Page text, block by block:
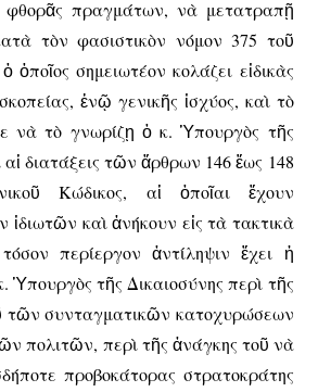
φθορᾶς πραγμάτων, νὰ μετατραπῇ
τὸν φασιστικὸν νόμον 375 τοῦ
σημειωτέον κολάζει εἰδικὰς
ἐνῷ γενικῆς ἰσχύος, καὶ τὸ
νὰ τὸ γνωρίζῃ ὁ κ. Ὑπουργὸς τῆς
αἱ διατάξεις τῶν ἄρθρων 146 ἕως 148
Κώδικος, αἱ ὁποῖαι ἔχουν
καὶ ἀνήκουν εἰς τὰ τακτικὰ
περίεργον ἀντίληψιν ἔχει ἡ
Ὑπουργὸς τῆς Δικαιοσύνης περὶ τῆς
τῶν συνταγματικῶν κατοχυρώσεων
πολιτῶν, περὶ τῆς ἀνάγκης τοῦ νὰ
προβοκάτορας στρατοκράτης